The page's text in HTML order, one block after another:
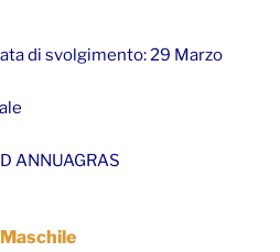
di svolgimento: 29 Marzo
ANNUAGRAS